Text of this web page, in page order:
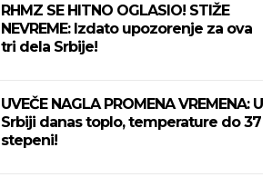
RHMZ SE HITNO OGLASIO! STIŽE
NEVREME: Izdato upozorenje za ova
tri dela Srbije!
UVEČE NAGLA PROMENA VREMENA: U
Srbiji danas toplo, temperature do 37
stepeni!